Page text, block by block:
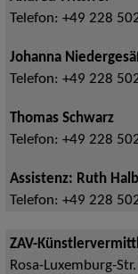
Telefon: +49 228
Johanna
Telefon: +49 228
Thomas Schwarz
Telefon: +49 228
Assistenz: Ruth
Telefon: +49 228
ZAV-
Rosa-Luxemburg-